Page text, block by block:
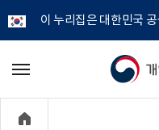
이 누리집은 대한민국
개
메
기